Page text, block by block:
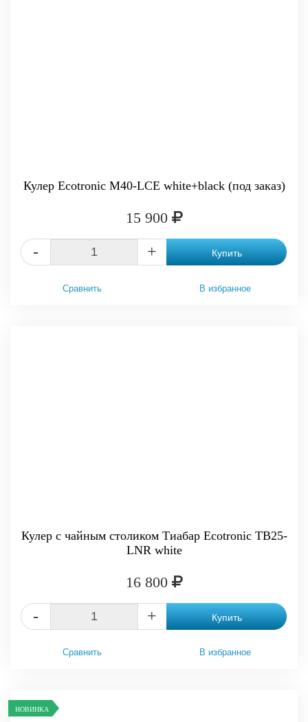
Кулер Ecotronic M40-LCE white+black (под заказ)
15 900
- + Купить
Сравнить В избранное
Кулер с чайным столиком Тиабар Ecotronic TB25-
LNR white
16 800
- + Купить
Сравнить В избранное
НОВИНКА